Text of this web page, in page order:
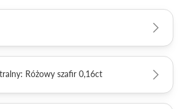
Różowy szafir 0,16ct